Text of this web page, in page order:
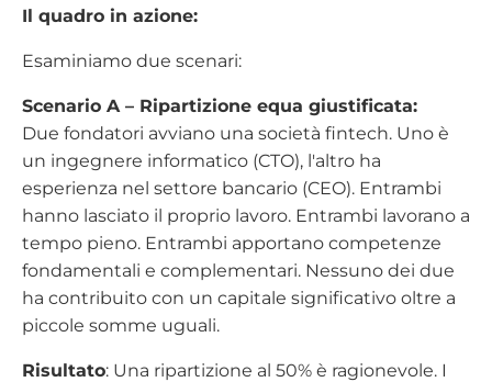
Il quadro in azione:
Esaminiamo due scenari:
Scenario A – Ripartizione equa giustificata:
Due fondatori avviano una società fintech. Uno è
un ingegnere informatico (CTO), l'altro ha
esperienza nel settore bancario (CEO). Entrambi
hanno lasciato il proprio lavoro. Entrambi lavorano a
tempo pieno. Entrambi apportano competenze
fondamentali e complementari. Nessuno dei due
ha contribuito con un capitale significativo oltre a
piccole somme uguali.
Risultato: Una ripartizione al 50% è ragionevole. I